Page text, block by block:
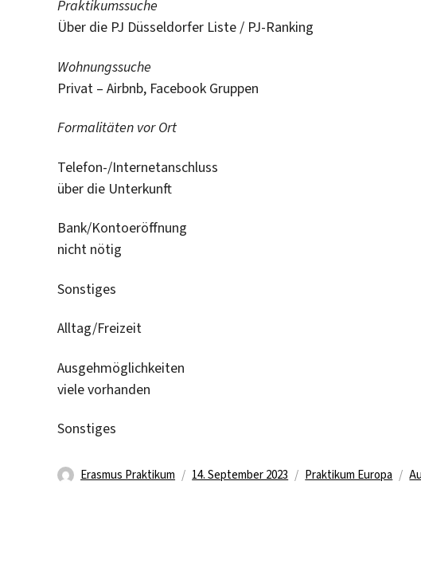
Praktikumssuche
Über die PJ Düsseldorfer Liste / PJ-Ranking
Wohnungssuche
Privat – Airbnb, Facebook Gruppen
Formalitäten vor Ort
Telefon-/Internetanschluss
über die Unterkunft
Bank/Kontoeröffnung
nicht nötig
Sonstiges
Alltag/Freizeit
Ausgehmöglichkeiten
viele vorhanden
Sonstiges
Autor
Erasmus Praktikum
Veröffentlicht
14. September 2023 Kategorien
Praktikum Europa